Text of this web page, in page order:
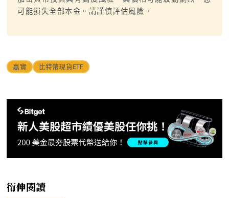
可能損失全部本金。請謹慎評估風險。
嘉實 比特幣現貨ETF
衍伸閱讀